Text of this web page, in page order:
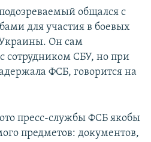
общался с
для участия в боевых
Украины. Он сам
сотрудником СБУ, но при
ФСБ, говорится на
пресс-службы ФСБ якобы
предметов: документов,